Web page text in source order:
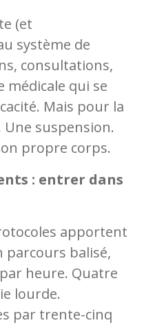
(et
système de
consultations,
médicale qui se
Mais pour la
suspension.
propre corps.
: entrer dans
apportent
parcours balisé,
heure. Quatre
lourde.
par trente-cinq